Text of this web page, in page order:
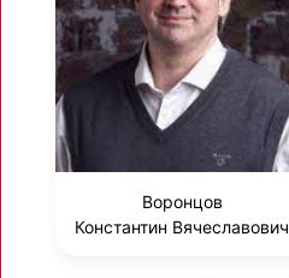
Воронцов
Константин Вячеславович